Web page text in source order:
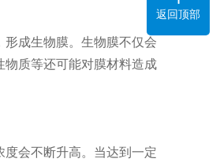
成生物膜。生物膜不仅会
质等还可能对膜材料造成
会不断升高。当达到一定
返回顶部